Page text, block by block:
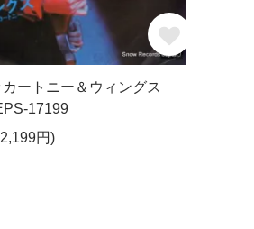
ートニー＆ウィングス
17199
円)